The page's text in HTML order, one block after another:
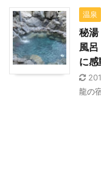
温泉
秘湯
風
に感
龍の